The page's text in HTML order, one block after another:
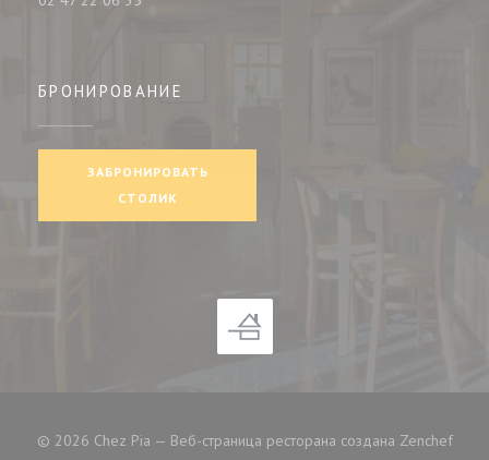
БРОНИРОВАНИЕ
ЗАБРОНИРОВАТЬ
СТОЛИК
© 2026 Chez Pia — Веб-страница ресторана создана Zenchef